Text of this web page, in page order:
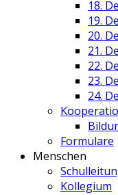
18.
19.
20.
21.
22.
23.
24.
Formulare
Menschen
Kollegium